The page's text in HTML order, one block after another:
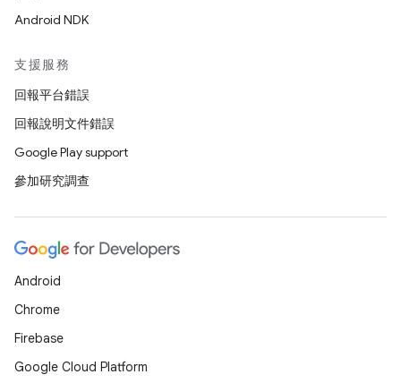
Android NDK
支援服務
回報平台錯誤
回報說明文件錯誤
Google Play support
參加研究調查
Android
Chrome
Firebase
Google Cloud Platform